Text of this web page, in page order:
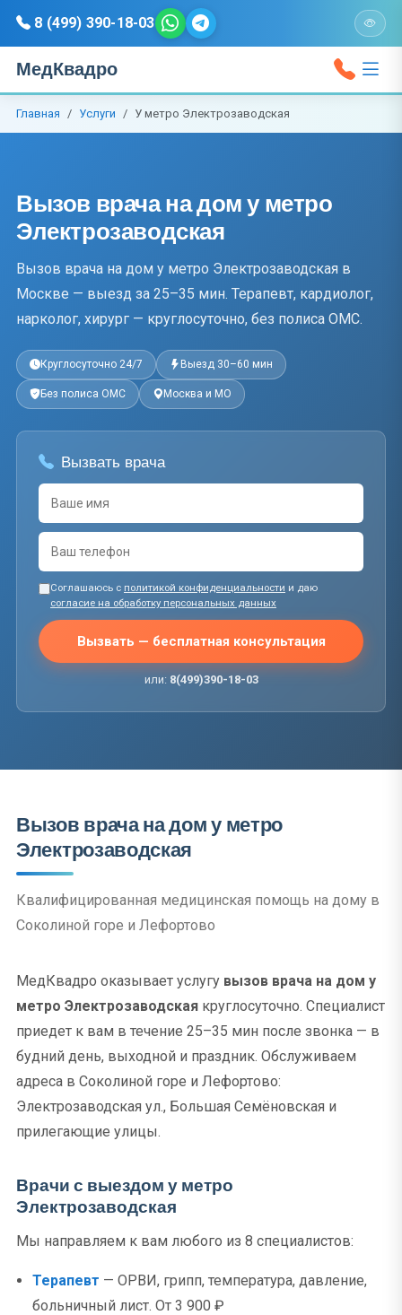
8 (499) 390-18-03
МедКвадро
Главная Услуги У метро Электрозаводская
Вызов врача на дом у метро
Электрозаводская
Вызов врача на дом у метро Электрозаводская в
Москве — выезд за 25–35 мин. Терапевт, кардиолог,
нарколог, хирург — круглосуточно, без полиса ОМС.
Круглосуточно 24/7 Выезд 30–60 мин
Без полиса ОМС Москва и МО
Вызвать врача
Соглашаюсь с политикой конфиденциальности и даю
согласие на обработку персональных данных
Вызвать — бесплатная консультация
или: 8(499)390-18-03
Вызов врача на дом у метро
Электрозаводская
Квалифицированная медицинская помощь на дому в
Соколиной горе и Лефортово
МедКвадро оказывает услугу вызов врача на дом у
метро Электрозаводская круглосуточно. Специалист
приедет к вам в течение 25–35 мин после звонка — в
будний день, выходной и праздник. Обслуживаем
адреса в Соколиной горе и Лефортово:
Электрозаводская ул., Большая Семёновская и
прилегающие улицы.
Врачи с выездом у метро
Электрозаводская
Мы направляем к вам любого из 8 специалистов:
Терапевт — ОРВИ, грипп, температура, давление,
больничный лист. От 3 900 ₽